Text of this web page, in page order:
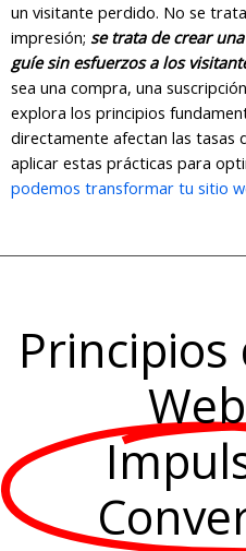
un visitante perdido. No se
impresión; se trata de crear
guíe sin esfuerzos a los
sea una compra, una
explora los principios
directamente afectan las tasas
aplicar estas prácticas para
podemos transformar tu sitio
Principios